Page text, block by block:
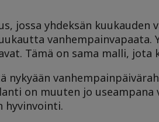
jossa yhdeksän
Tämä on sama malli, jota
on muuten jo
hyvinvointi.